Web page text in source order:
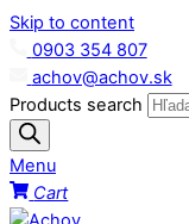
Skip to content
0903 354 807
achov@achov.sk
Products search
Menu
Cart